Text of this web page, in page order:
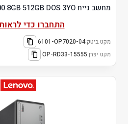
מחשב נייח Dell 7020 MT i5-14500 8GB 512GB DOS 3YO
התחברו כדי
מקט ביטק:6101-OP7020-04
מקט יצרן:OP-RD33-15555